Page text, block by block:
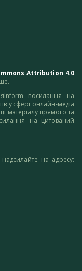
Attribution 4.0
посилання на
у сфері онлайн-медіа
матеріалу прямого та
на цитований
на адресу: